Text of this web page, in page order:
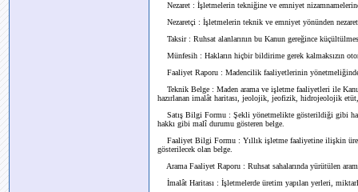
Nezaret : İşletmelerin tekniğine ve emniyet
Nezaretçi : İşletmelerin teknik ve emniyet yönünden
Taksir : Ruhsat alanlarının bu Kanun gereğince
Münfesih : Hakların hiçbir bildirime gerek kalmaksızın
Faaliyet Raporu : Madencilik faaliyetlerinin
Teknik Belge : Maden arama ve işletme faaliyetleri ile
hazırlanan imalât haritası, jeolojik, jeofizik, hidrojeolojik
Satış Bilgi Formu : Şekli yönetmelikte gösterildiği gibi
hakkı gibi malî durumu gösteren belge.
Faaliyet Bilgi Formu : Yıllık işletme faaliyetine ilişkin
gösterilecek olan belge.
Arama Faaliyet Raporu : Ruhsat sahalarında yürütülen
İmalât Haritası : İşletmelerde üretim yapılan yerleri,